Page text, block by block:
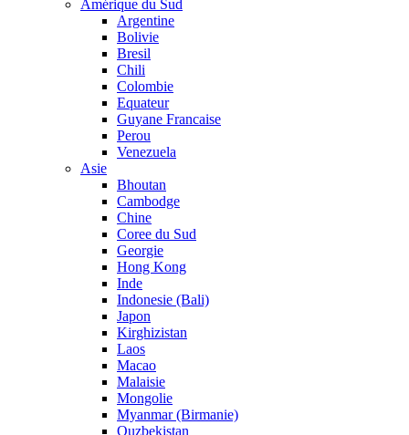
Amérique du Sud
Argentine
Bolivie
Bresil
Chili
Colombie
Equateur
Guyane Francaise
Perou
Venezuela
Asie
Bhoutan
Cambodge
Chine
Coree du Sud
Georgie
Hong Kong
Inde
Indonesie (Bali)
Japon
Kirghizistan
Laos
Macao
Malaisie
Mongolie
Myanmar (Birmanie)
Ouzbekistan